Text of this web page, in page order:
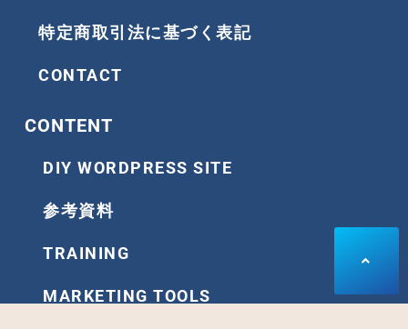
特定商取引法に基づく表記
CONTACT
CONTENT
DIY WORDPRESS SITE
参考資料
TRAINING
MARKETING TOOLS